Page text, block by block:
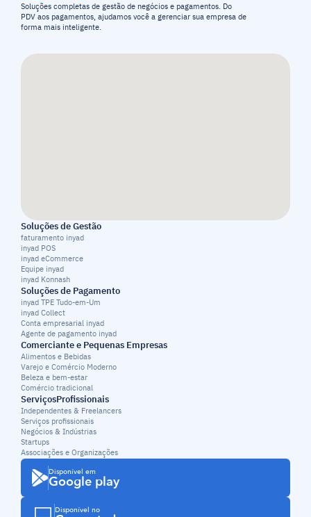
Soluções completas de gestão de negócios e pagamentos. Do
PDV aos pagamentos, ajudamos você a gerenciar sua empresa de
forma mais inteligente.
Soluções de Gestão
faturamento inyad
inyad POS
inyad eCommerce
Equipe inyad
inyad Konnash
Soluções de Pagamento
inyad TPE Tudo-em-Um
inyad Collect
Conta empresarial inyad
Agente de pagamento inyad
Comerciante e Pequenas Empresas
Alimentos e Bebidas
Varejo e Comércio Moderno
Beleza e bem-estar
Comércio tradicional
ServiçosProfissionais
Independentes & Freelancers
Serviços profissionais
Negócios & Indústrias
Startups
Associações e Organizações
Disponível em
Google play
Disponível no